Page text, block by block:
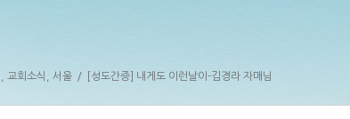
교회소식 서울 / [성도간증] 내게도 이런날이-김경라 자매님